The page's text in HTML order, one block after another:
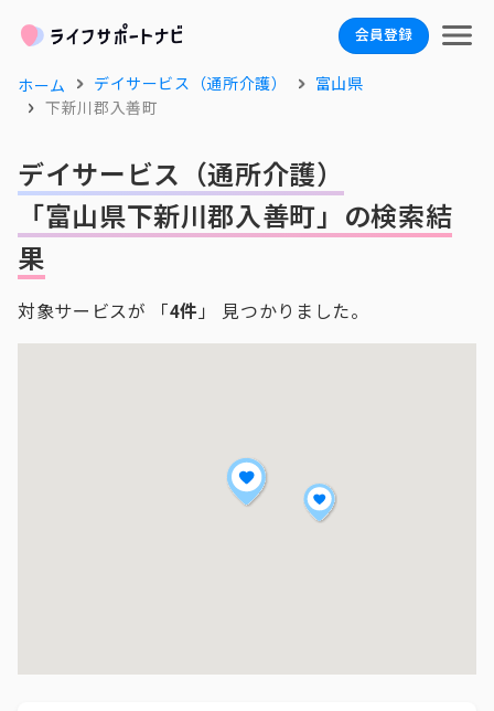
会員登録
ホーム デイサービス（通所介護）
富山県
下新川郡入善町
デイサービス（通所介護）
「富山県下新川郡入善町」の検索結
果
対象サービスが 「4件 」 見つかりました。